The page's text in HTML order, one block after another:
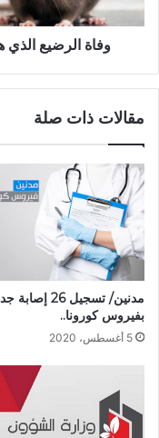
وفاة الرضيع
مقالات ذات صلة
مدنين/ تسجيل 26
بفيروس كورونا..
5 أغسطس، 2020